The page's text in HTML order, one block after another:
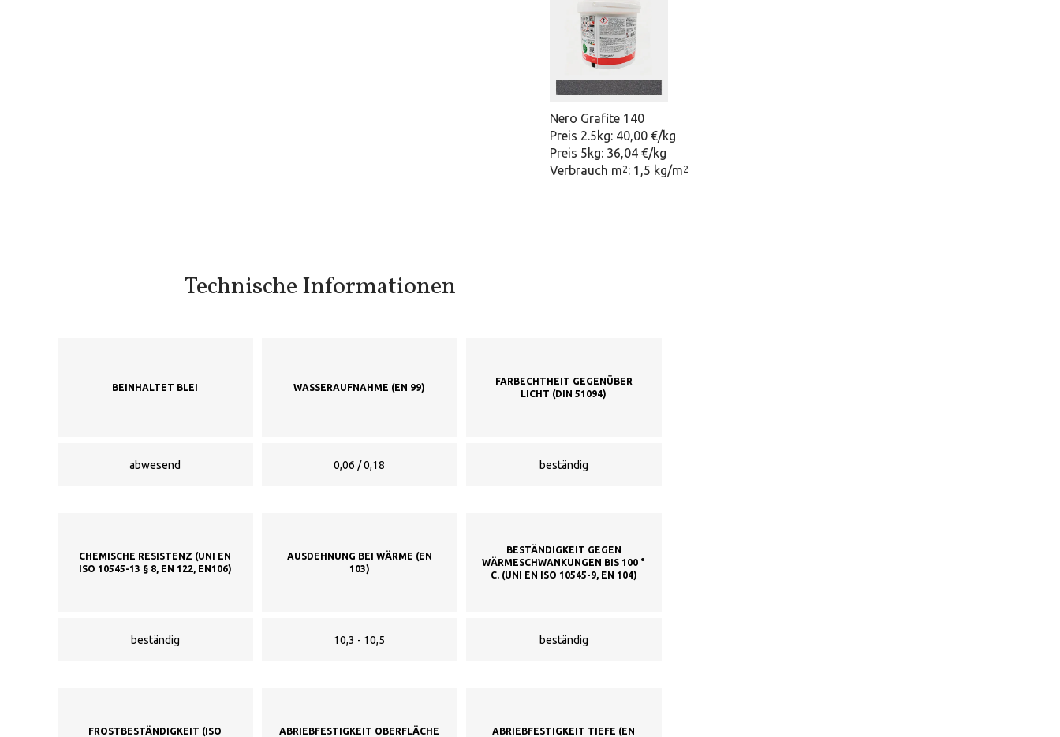
Nero Grafite 140
Preis 2.5kg: 40,00 €/kg
Preis 5kg: 36,04 €/kg
Verbrauch m2: 1,5 kg/m2
Technische Informationen
BEINHALTET BLEI
abwesend
WASSERAUFNAHME (EN 99)
0,06 / 0,18
FARBECHTHEIT GEGENÜBER
LICHT (DIN 51094)
beständig
CHEMISCHE RESISTENZ (UNI EN
ISO 10545-13 § 8, EN 122, EN106)
beständig
AUSDEHNUNG BEI WÄRME (EN
103)
10,3 - 10,5
BESTÄNDIGKEIT GEGEN
WÄRMESCHWANKUNGEN BIS 100 °
C. (UNI EN ISO 10545-9, EN 104)
beständig
FROSTBESTÄNDIGKEIT (ISO
ABRIEBFESTIGKEIT OBERFLÄCHE
ABRIEBFESTIGKEIT TIEFE (EN